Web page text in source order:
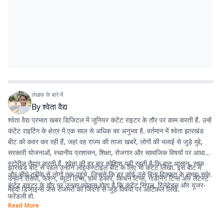
लेखक के बारे में
Byश्वेता वैद्य
श्वेता वैद्य प्रभात खबर डिजिटल में जूनियर कंटेंट राइटर के तौर पर काम करती हैं. उन्हें
कंटेंट राइटिंग के क्षेत्र में एक साल से अधिक का अनुभव है. वर्तमान में श्वेता झारखंड
बीट को कवर कर रही हैं, जहां वह राज्य की ताजा खबरें, लोगों की भलाई से जुड़े मुद्दे,
सरकारी योजनाओं, स्थानीय प्रशासन, शिक्षा, रोजगार और सामाजिक विषयों पर आधारित
स्टोरीज तैयार करती हैं. श्वेता की हर बार कोशिश यही रहती है कि बात आसान, साफ
और सीधे तरीके से लोगों तक पहुंचे, जिससे कि हर कोई उसे बिना दिक्कत के समझ सके.
कंटेंट राइटर के तौर पर उनका फोकस होता है कि कंटेंट सिंपल, रिलेटेबल और यूजर-
फ्रेंडली हो.
झारखंड बीट से पहले उन्होंने लाइफस्टाइल बीट के लिए भी कंटेंट लिखा. इस बीट में
उन्होंने रेसिपी, फैशन, ब्यूटी टिप्स, होम डेकोर, किचन टिप्स, गार्डनिंग टिप्स और लेटेस्ट
मेहंदी डिजाइन्स जैसे रोजमर्रा की जिंदगी से जुड़े विषयों पर आर्टिकल लिखे.
Read More